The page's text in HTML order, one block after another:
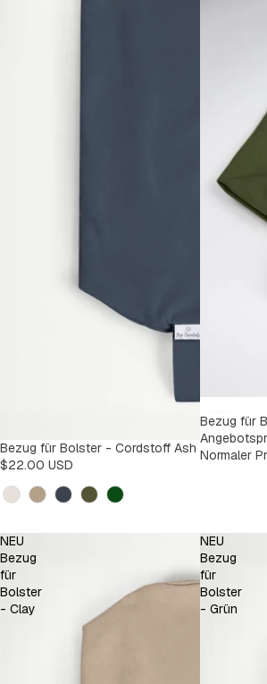
Bezug für Bolster - Cordstoff Ash
$22.00 USD
Kleur
SALE
-9%
Bezug für
Normaler
NEU
Bezug
für
Bolster
- Clay
NEU
Bezug
für
Bolster
- Grün